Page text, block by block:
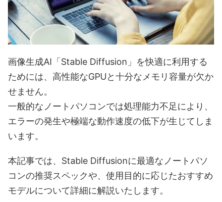
画像生成AI「Stable Diffusion」を快適に利用する
ためには、高性能なGPUと十分なメモリ容量が欠か
せません。
一般的なノートパソコンでは処理能力不足により、
エラーの発生や極端な動作速度の低下が生じてしま
います。
本記事では、Stable Diffusionに最適なノートパソ
コンの推奨スペックや、使用目的に応じたおすすめ
モデルについて詳細に解説いたします。